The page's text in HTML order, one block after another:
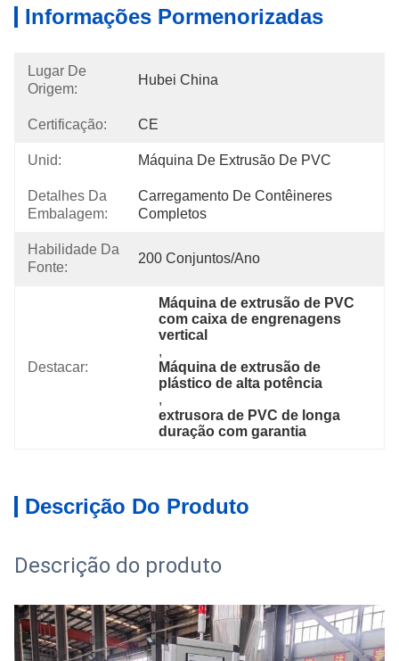
Informações Pormenorizadas
Lugar De
Origem:
Hubei China
Certificação: CE
Unid: Máquina De Extrusão De PVC
Detalhes Da
Embalagem:
Carregamento De Contêineres
Completos
Habilidade Da
Fonte:
200 Conjuntos/ano
Destacar:
Máquina de extrusão de PVC
com caixa de engrenagens
vertical
,
Máquina de extrusão de
plástico de alta potência
,
extrusora de PVC de longa
duração com garantia
Descrição Do Produto
Descrição do produto